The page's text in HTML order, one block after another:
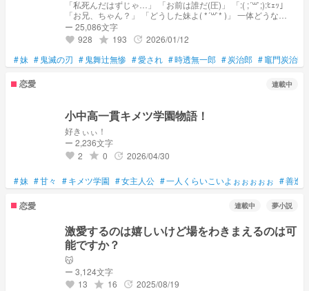
「私死んだはずじゃ…」 「お前は誰だ(圧)」 「:( ;´꒳`;):ﾋｪｯ」
「お兄、ちゃん？」 「どうした妹よ( *´꒳`* )」 一体どうな
る！？
ー 25,086文字
favorite 928 grade 193 update 2026/01/12
#妹 # 鬼滅の刃 # 鬼舞辻無惨 #愛され #時透無一郎 #炭治郎 #竈門炭治郎
恋愛 連載中
小中高一貫キメツ学園物語！
好きぃぃ！
ー 2,236文字
favorite 2 grade 0 update 2026/04/30
#妹 #甘々 #キメツ学園 #女主人公 #一人くらいこいよぉぉぉぉぉ #善逸
恋愛 連載中 夢小説
激愛するのは嬉しいけど場をわきまえるのは可
能ですか？
😽
ー 3,124文字
favorite 13 grade 16 update 2025/08/19